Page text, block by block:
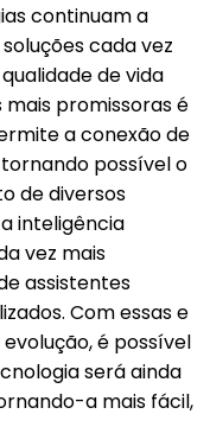
continuam a
cada vez
de vida
mais promissoras é
a conexão de
possível o
de diversos
inteligência
vez mais
assistentes
Com essas e
é possível
será ainda
a mais fácil,